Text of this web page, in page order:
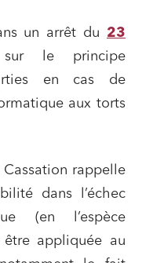
un arrêt du 23
le principe
en cas de
aux torts
rappelle
dans l’échec
(en l’espèce
appliquée au